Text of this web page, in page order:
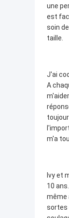
une
est
soin
taille.
J'ai
A
m'a
Ivy et
10
même
sortes